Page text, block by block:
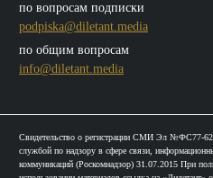
по вопросам подписки
podpiska@diletant.media
по общим вопросам
info@diletant.media
Свидетельство о регистрации СМИ Эл №ФС77-
службой по надзору в сфере связи,
коммуникаций (Роскомнадзор) 31.07.2015 При